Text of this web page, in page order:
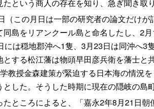
たという商人の存在を知り、急ぎ聞き
（この月日は一部の研究者の論文だけ
同島をリアンクール島と命名したし、2
には穏地郡沖へ1隻、3月23日は同沖へ
とする松江藩は物頭早田彦兵衛を藩士
教授金森建策が緊迫する日本海の情況
とした。そうした時期に現在の隠岐の
ところによると、「嘉永2年8月21日